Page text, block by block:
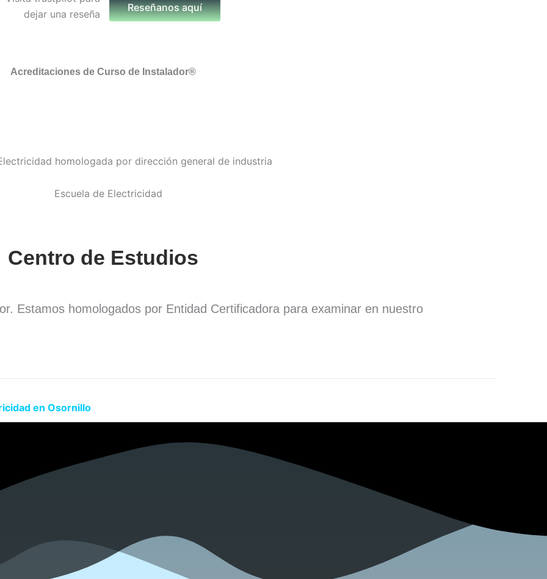
Reseñanos aquí
Acreditaciones de Curso de Instalador®
Centro de Estudios
Estamos homologados por Entidad Certificadora para examinar en nuestro
en Osornillo